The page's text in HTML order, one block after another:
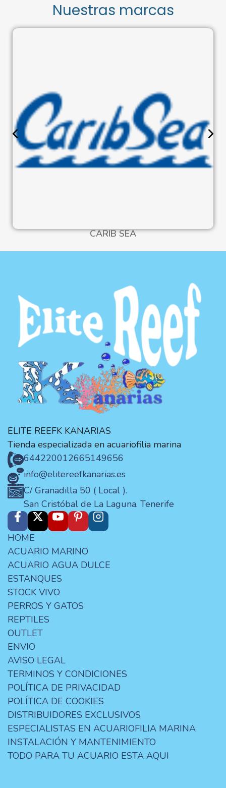
Nuestras marcas
CARIB SEA
ELITE REEFK KANARIAS
Tienda especializada en acuariofilia marina
644220012665149656
info@elitereefkanarias.es
C/ Granadilla 50 ( Local ).
San Cristóbal de La Laguna. Tenerife
HOME
ACUARIO MARINO
ACUARIO AGUA DULCE
ESTANQUES
STOCK VIVO
PERROS Y GATOS
REPTILES
OUTLET
ENVIO
AVISO LEGAL
TERMINOS Y CONDICIONES
POLÍTICA DE PRIVACIDAD
POLÍTICA DE COOKIES
DISTRIBUIDORES EXCLUSIVOS
ESPECIALISTAS EN ACUARIOFILIA MARINA
INSTALACIÓN Y MANTENIMIENTO
TODO PARA TU ACUARIO ESTA AQUI